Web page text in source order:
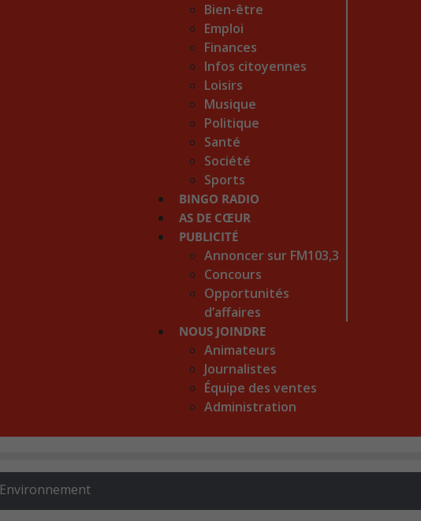
Bien-être
Emploi
Finances
Infos citoyennes
Loisirs
Musique
Politique
Santé
Société
Sports
BINGO RADIO
AS DE CŒUR
PUBLICITÉ
Annoncer sur FM103,3
Concours
Opportunités
d’affaires
NOUS JOINDRE
Animateurs
Journalistes
Équipe des ventes
Administration
Environnement